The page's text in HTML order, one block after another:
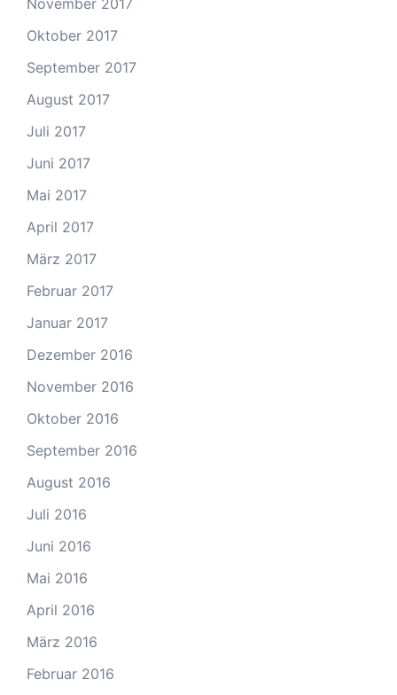
Oktober 2017
September 2017
August 2017
Juli 2017
Juni 2017
Mai 2017
April 2017
März 2017
Februar 2017
Januar 2017
Dezember 2016
November 2016
Oktober 2016
September 2016
August 2016
Juli 2016
Juni 2016
Mai 2016
April 2016
März 2016
Februar 2016